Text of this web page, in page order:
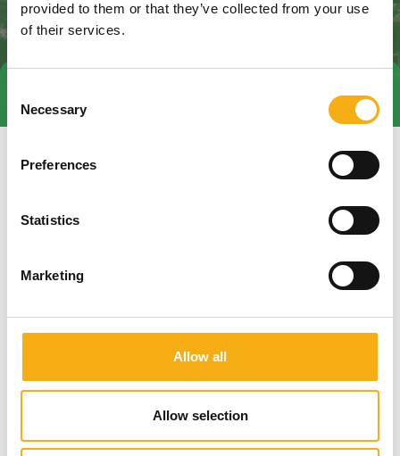
provided to them or that they’ve collected from your use
of their services.
Selection
Necessary
Preferences
Statistics
Marketing
Allow all
Allow selection
Gå til hjemmeside